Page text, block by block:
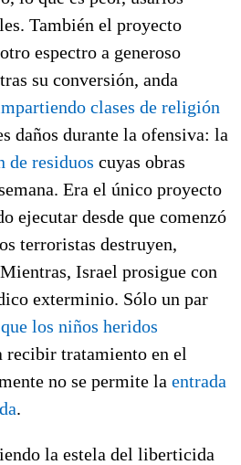
También el proyecto
espectro a generoso
su conversión, anda
clases de religión
daños durante la ofensiva: la
de residuos cuyas obras
Era el único proyecto
ejecutar desde que comenzó
terroristas destruyen,
Israel prosigue con
exterminio. Sólo un par
los niños heridos
recibir tratamiento en el
no se permite la entrada
.
la estela del liberticida